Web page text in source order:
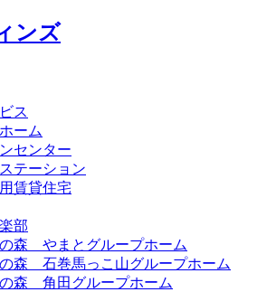
ス
ーム
センター
テーション
賃貸住宅
部
森 やまとグループホーム
森 石巻馬っこ山グループホーム
森 角田グループホーム